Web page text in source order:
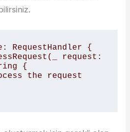
RequestHandler {
{